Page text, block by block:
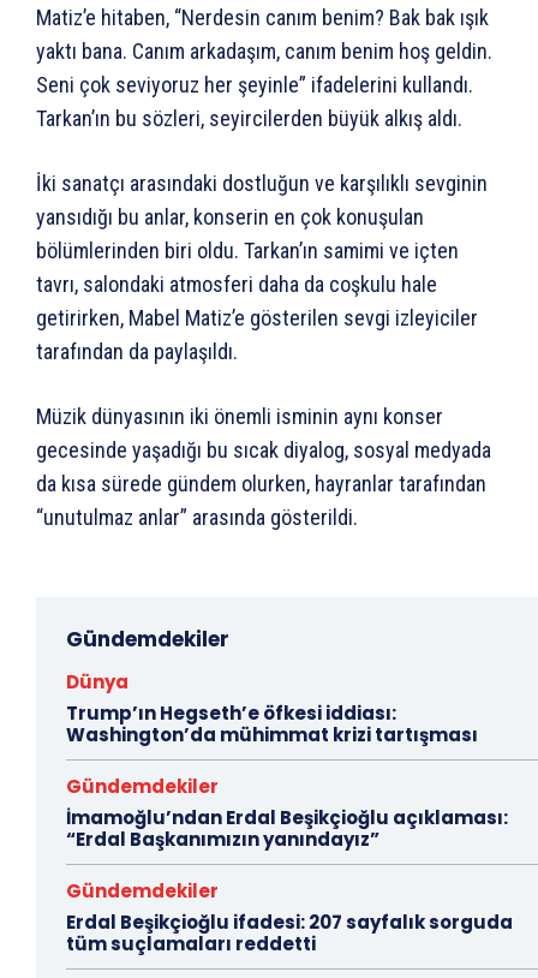
Matiz’e hitaben, “Nerdesin canım benim? Bak bak ışık
yaktı bana. Canım arkadaşım, canım benim hoş geldin.
Seni çok seviyoruz her şeyinle” ifadelerini kullandı.
Tarkan’ın bu sözleri, seyircilerden büyük alkış aldı.
İki sanatçı arasındaki dostluğun ve karşılıklı sevginin
yansıdığı bu anlar, konserin en çok konuşulan
bölümlerinden biri oldu. Tarkan’ın samimi ve içten
tavrı, salondaki atmosferi daha da coşkulu hale
getirirken, Mabel Matiz’e gösterilen sevgi izleyiciler
tarafından da paylaşıldı.
Müzik dünyasının iki önemli isminin aynı konser
gecesinde yaşadığı bu sıcak diyalog, sosyal medyada
da kısa sürede gündem olurken, hayranlar tarafından
“unutulmaz anlar” arasında gösterildi.
Gündemdekiler
Dünya
Trump’ın Hegseth’e öfkesi iddiası:
Washington’da mühimmat krizi tartışması
Gündemdekiler
İmamoğlu’ndan Erdal Beşikçioğlu açıklaması:
“Erdal Başkanımızın yanındayız”
Gündemdekiler
Erdal Beşikçioğlu ifadesi: 207 sayfalık sorguda
tüm suçlamaları reddetti